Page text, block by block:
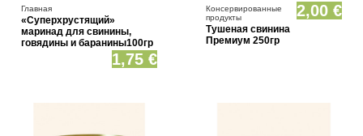
Главная
«Суперхрустящий»
маринад для свинины,
говядины и баранины100гр
1,75 €
Консервированные
продукты
Тушеная свинина
Премиум 250гр
2,00 €